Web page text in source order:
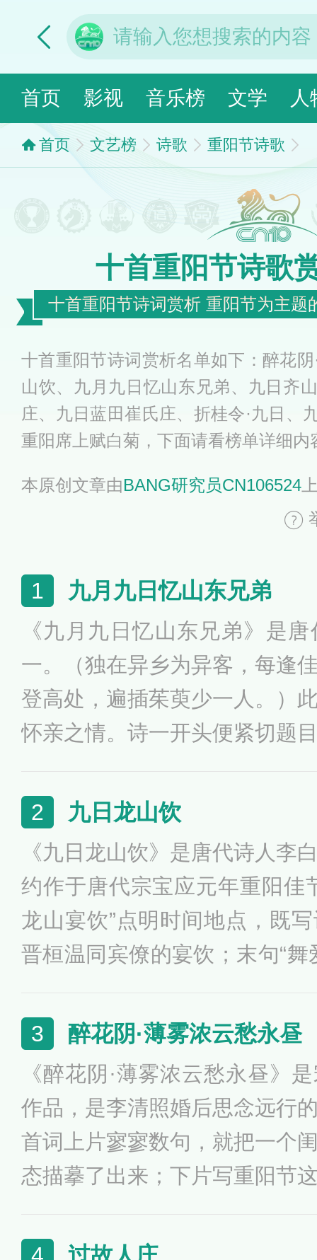
首页 影视 音乐榜 文学 人
首页 文艺榜 诗歌 重阳节诗歌
十首重阳节诗歌
十首重阳节诗词赏析 重阳节为主题
十首重阳节诗词赏析名单如下：醉花
山饮、九月九日忆山东兄弟、九日齐
庄、九日蓝田崔氏庄、折桂令·九日、
重阳席上赋白菊，下面请看榜单详细内
本原创文章由BANG研究员CN106524
1 九月九日忆山东兄弟
《九月九日忆山东兄弟》是
一。（独在异乡为异客，每逢
登高处，遍插茱萸少一人。）
怀亲之情。诗一开头便紧切题
倍加。接着诗一跃而写远在家
的风俗而登高时，也在怀念自
蓄深沉，既朴素自然，又曲折
倍思亲”更是千古名句。
2 九日龙山饮
《九日龙山饮》是唐代诗人李
约作于唐代宗宝应元年重阳佳
龙山宴饮”点明时间地点，既
晋桓温同宾僚的宴饮；末句“舞
之境而不愿离去。全诗比拟
迹，具有超脱豪放的意味。
3 醉花阴·薄雾浓云愁永昼
《醉花阴·薄雾浓云愁永昼》
作品，是李清照婚后思念远行
首词上片寥寥数句，就把一个
态描摹了出来；下片写重阳节
作者思念丈夫的孤独与寂寞的
过故人庄